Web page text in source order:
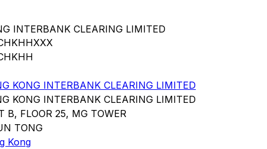
INTERBANK CLEARING LIMITED
KONG INTERBANK CLEARING LIMITED
KONG INTERBANK CLEARING LIMITED
B, FLOOR 25, MG TOWER
TONG
Kong